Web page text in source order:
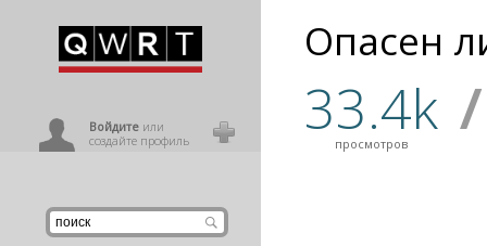
Войдитеили
создайте профиль
Опасен
33.4k
просмотров /